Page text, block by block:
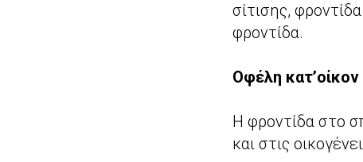
σίτισης,
φροντίδα.
Οφέλη κατ’οίκον
Η φροντίδα στο
και στις